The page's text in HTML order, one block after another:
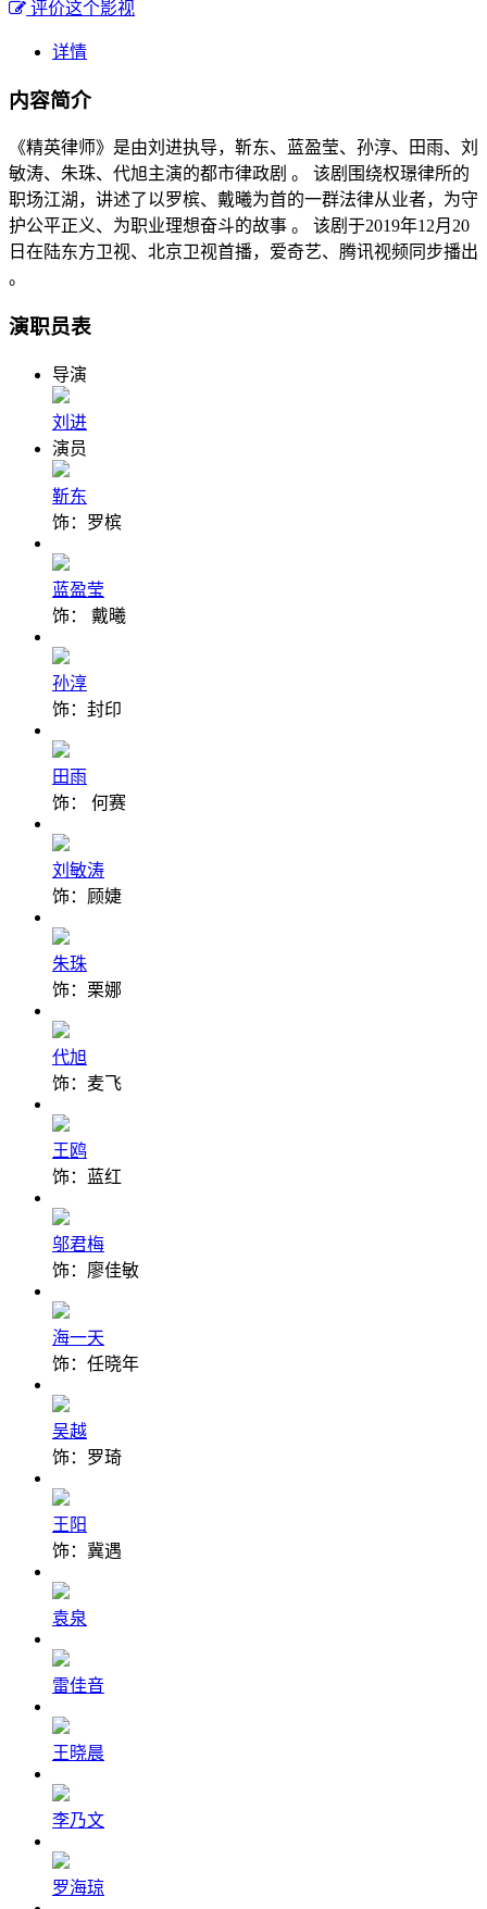
评价这个影视
详情
内容简介
《精英律师》是由刘进执导，靳东、蓝盈莹、孙淳、田雨、刘
敏涛、朱珠、代旭主演的都市律政剧 。 该剧围绕权璟律所的
职场江湖，讲述了以罗槟、戴曦为首的一群法律从业者，为守
护公平正义、为职业理想奋斗的故事 。 该剧于2019年12月20
日在陆东方卫视、北京卫视首播，爱奇艺、腾讯视频同步播出
。
演职员表
导演
刘进
演员
靳东
饰：罗槟
蓝盈莹
饰： 戴曦
孙淳
饰：封印
田雨
饰： 何赛
刘敏涛
饰：顾婕
朱珠
饰：栗娜
代旭
饰：麦飞
王鸥
饰：蓝红
邬君梅
饰：廖佳敏
海一天
饰：任晓年
吴越
饰：罗琦
王阳
饰：冀遇
袁泉
雷佳音
王晓晨
李乃文
罗海琼